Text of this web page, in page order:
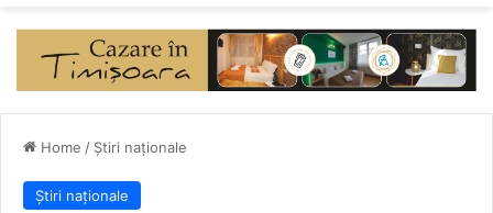
Home / Știri naționale
Știri naționale